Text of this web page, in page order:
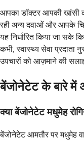
आपका डॉक्टर आपकी खांसी की
रही अन्य दवाओं और आपके
यह निर्धारित किया जा
कभी, स्वास्थ्य सेवा
उपचारों को आज़माने की
बेंजोनेटेट के बारे में
क्या बेंजोनेटेट मधुमेह
बेंजोनेटेट आमतौर पर मधुमेह